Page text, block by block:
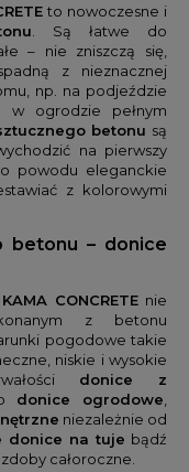
to nowoczesne i
. Są łatwe do
– nie zniszczą się,
z nieznacznej
np. na podjeździe
ogrodzie pełnym
betonu są
na pierwszy
powodu eleganckie
z kolorowymi
betonu – donice
CONCRETEnie
z betonu
pogodowe takie
niskie i wysokie
donice z
donice ogrodowe,
niezależnie od
donice na tuje bądź
całoroczne.